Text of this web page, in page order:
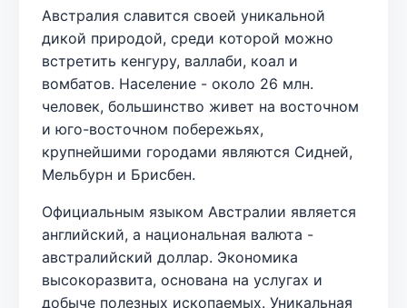
Австралия славится своей уникальной
дикой природой, среди которой можно
встретить кенгуру, валлаби, коал и
вомбатов. Население - около 26 млн.
человек, большинство живет на восточном
и юго-восточном побережьях,
крупнейшими городами являются Сидней,
Мельбурн и Брисбен.
Официальным языком Австралии является
английский, а национальная валюта -
австралийский доллар. Экономика
высокоразвита, основана на услугах и
добыче полезных ископаемых. Уникальная